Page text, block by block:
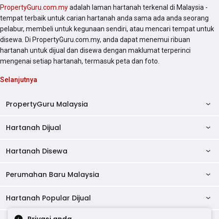
PropertyGuru.com.myadalah laman hartanah terkenal di Malaysia -
tempat terbaik untuk carian hartanah anda sama ada anda seorang
pelabur, membeli untuk kegunaan sendiri, atau mencari tempat untuk
disewa. Di PropertyGuru.com.my, anda dapat menemui ribuan
hartanah untuk dijual dan disewa dengan maklumat terperinci
mengenai setiap hartanah, termasuk peta dan foto.
Selanjutnya
PropertyGuru Malaysia
AskGuru
Direktori Ejen
Hartanah Dijual
Kondo Dijual
Hartanah Disewa
Kondo Disewa
Perumahan Baru Malaysia
Perumahan Baru di Johor
Perumahan Baru di Kuala Lumpur
Hartanah Popular Dijual